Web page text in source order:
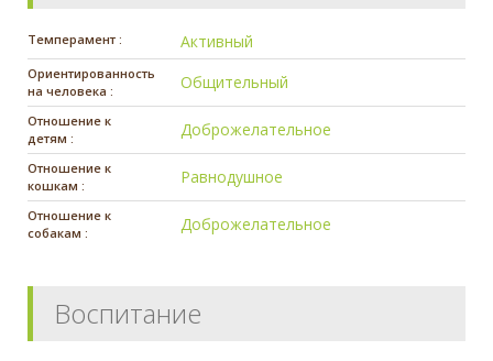
Темперамент : Активный
Ориентированность
на человека :
Общительный
Отношение к
детям :
Доброжелательное
Отношение к
кошкам :
Равнодушное
Отношение к
собакам :
Доброжелательное
Воспитание